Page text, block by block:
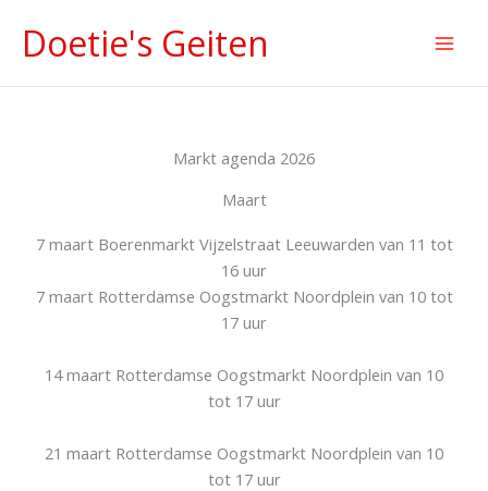
naar
inhoud
Doetie's Geiten
Markt agenda 2026
Maart
7 maart Boerenmarkt Vijzelstraat Leeuwarden van 11 tot
16 uur
7 maart Rotterdamse Oogstmarkt Noordplein van 10 tot
17 uur
14 maart Rotterdamse Oogstmarkt Noordplein van 10
tot 17 uur
21 maart Rotterdamse Oogstmarkt Noordplein van 10
tot 17 uur